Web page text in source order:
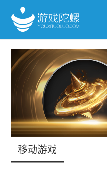
移动游戏